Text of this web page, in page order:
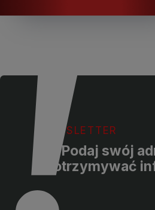
NEWSLETTER
Podaj swój
otrzymywać